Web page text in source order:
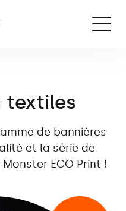
textiles
de bannières
et la série de
ECO Print !